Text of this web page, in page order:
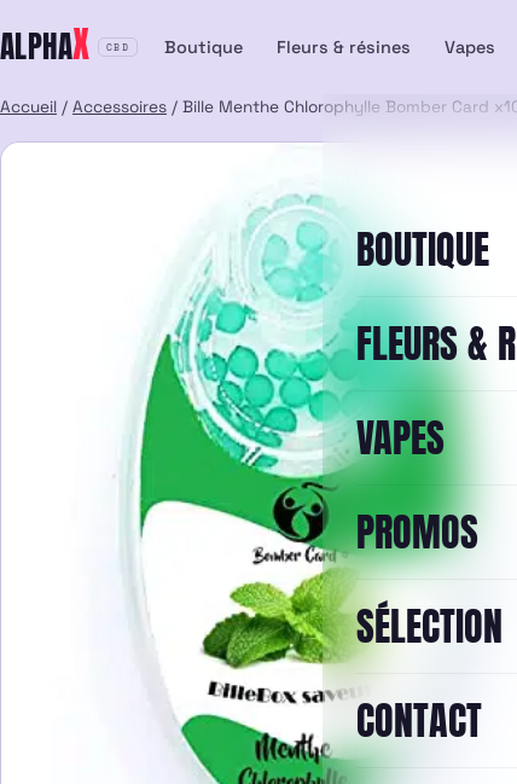
au
ALPHAX CBD Boutique Fleurs & résines Vapes
BOUTIQUE
FLEURS &
VAPES
PROMOS
SÉLECTION
CONTACT
Accueil / Accessoires / Bille Menthe Chlorophylle Bomber Card